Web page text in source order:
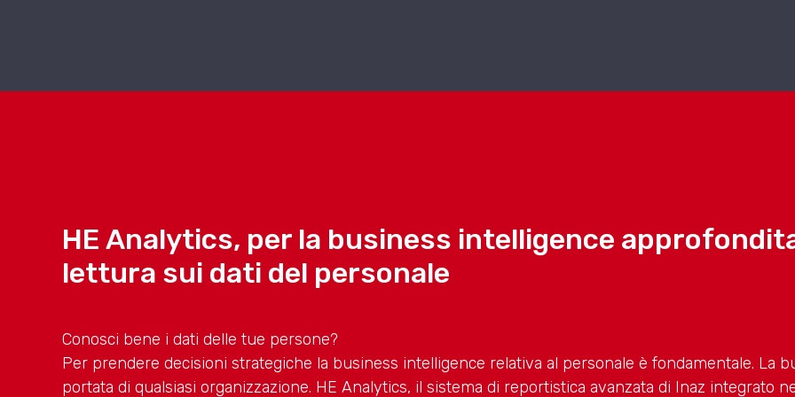
HE Analytics, per la business intelligence
lettura sui dati del personale
Conosci bene i dati delle tue persone?
Per prendere decisioni strategiche la business intelligence relativa al personale è fondamentale. La
portata di qualsiasi organizzazione. HE Analytics, il sistema di reportistica avanzata di Inaz integrato